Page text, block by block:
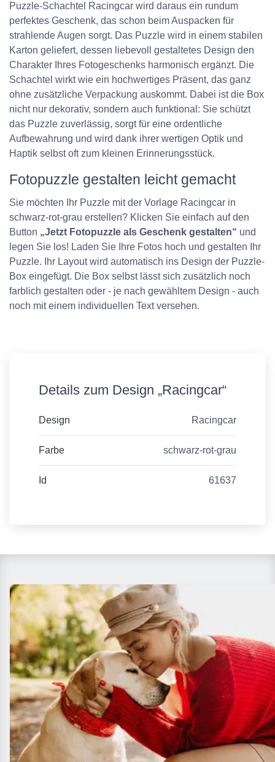
Puzzle-Schachtel Racingcar wird daraus ein rundum
perfektes Geschenk, das schon beim Auspacken für
strahlende Augen sorgt. Das Puzzle wird in einem stabilen
Karton geliefert, dessen liebevoll gestaltetes Design den
Charakter Ihres Fotogeschenks harmonisch ergänzt. Die
Schachtel wirkt wie ein hochwertiges Präsent, das ganz
ohne zusätzliche Verpackung auskommt. Dabei ist die Box
nicht nur dekorativ, sondern auch funktional: Sie schützt
das Puzzle zuverlässig, sorgt für eine ordentliche
Aufbewahrung und wird dank ihrer wertigen Optik und
Haptik selbst oft zum kleinen Erinnerungsstück.
Fotopuzzle gestalten leicht gemacht
Sie möchten Ihr Puzzle mit der Vorlage Racingcar in
schwarz-rot-grau erstellen? Klicken Sie einfach auf den
Button „Jetzt Fotopuzzle als Geschenk gestalten“ und
legen Sie los! Laden Sie Ihre Fotos hoch und gestalten Ihr
Puzzle. Ihr Layout wird automatisch ins Design der Puzzle-
Box eingefügt. Die Box selbst lässt sich zusätzlich noch
farblich gestalten oder - je nach gewähltem Design - auch
noch mit einem individuellen Text versehen.
Details zum Design „Racingcar“
Design Racingcar
Farbe schwarz-rot-grau
Id 61637